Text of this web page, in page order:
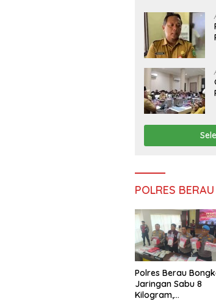
POLRES BERAU
Polres Berau
Jaringan Sabu 8
Kilogram,